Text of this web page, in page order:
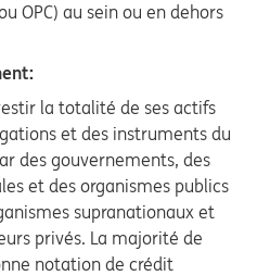
OPC) au sein ou en dehors
la totalité de ses actifs
et des instruments du
des gouvernements, des
et des organismes publics
supranationaux et
privés. La majorité de
notation de crédit